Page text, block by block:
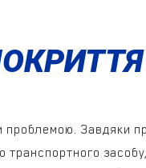
проблемою. Завдяки